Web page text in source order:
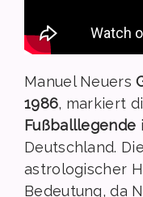
Manuel Neuers
1986, markiert
Fußballlegende
Deutschland.
astrologischer
Bedeutung, da